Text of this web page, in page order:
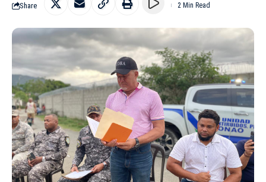
Share 2 Min Read